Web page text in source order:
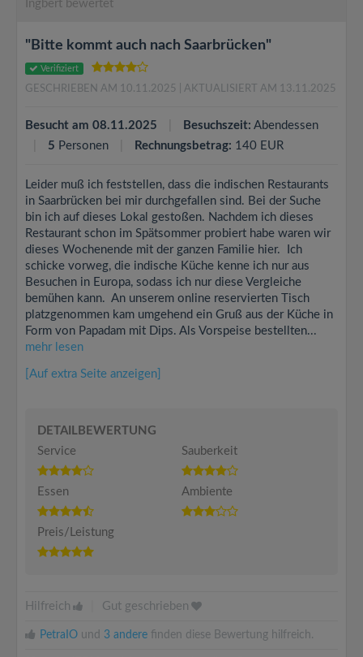
Ingbert bewertet
"Bitte kommt auch nach Saarbrücken"
Verifiziert
GESCHRIEBEN AM 10.11.2025 | AKTUALISIERT AM 13.11.2025
Besucht am 08.11.2025 Besuchszeit: Abendessen
5 Personen Rechnungsbetrag: 140 EUR
Leider muß ich feststellen, dass die indischen Restaurants
in Saarbrücken bei mir durchgefallen sind. Bei der Suche
bin ich auf dieses Lokal gestoßen. Nachdem ich dieses
Restaurant schon im Spätsommer probiert habe waren wir
dieses Wochenende mit der ganzen Familie hier. Ich
schicke vorweg, die indische Küche kenne ich nur aus
Besuchen in Europa, sodass ich nur diese Vergleiche
bemühen kann. An unserem online reservierten Tisch
platzgenommen kam umgehend ein Gruß aus der Küche in
Form von Papadam mit Dips. Als Vorspeise bestellten...
mehr lesen
[Auf extra Seite anzeigen]
DETAILBEWERTUNG
Service
Sauberkeit
Essen Ambiente
Preis/Leistung
Hilfreich Gut geschrieben
PetraIO und 3 andere finden diese Bewertung hilfreich.